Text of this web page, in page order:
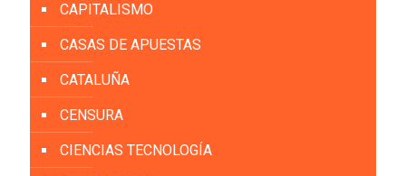
CAPITALISMO
CASAS DE APUESTAS
CATALUÑA
CENSURA
CIENCIAS TECNOLOGÍA